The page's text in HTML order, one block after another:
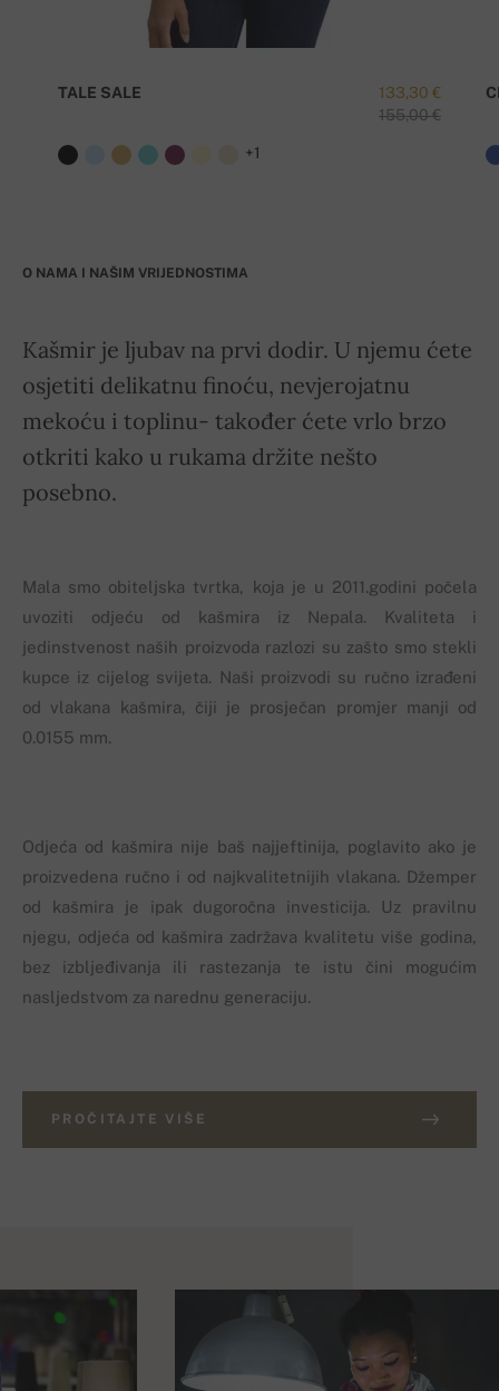
133,30 €
155,00 €
TALE SALE
+1
O NAMA I NAŠIM VRIJEDNOSTIMA
Kašmir je ljubav na prvi dodir. U njemu ćete
osjetiti delikatnu finoću, nevjerojatnu
mekoću i toplinu- također ćete vrlo brzo
otkriti kako u rukama držite nešto
posebno.
Mala smo obiteljska tvrtka, koja je u 2011.godini počela
uvoziti odjeću od kašmira iz Nepala. Kvaliteta i
jedinstvenost naših proizvoda razlozi su zašto smo stekli
kupce iz cijelog svijeta. Naši proizvodi su ručno izrađeni
od vlakana kašmira, čiji je prosječan promjer manji od
0.0155 mm.
Odjeća od kašmira nije baš najjeftinija, poglavito ako je
proizvedena ručno i od najkvalitetnijih vlakana. Džemper
od kašmira je ipak dugoročna investicija. Uz pravilnu
njegu, odjeća od kašmira zadržava kvalitetu više godina,
bez izbljeđivanja ili rastezanja te istu čini mogućim
nasljedstvom za narednu generaciju.
PROČITAJTE VIŠE